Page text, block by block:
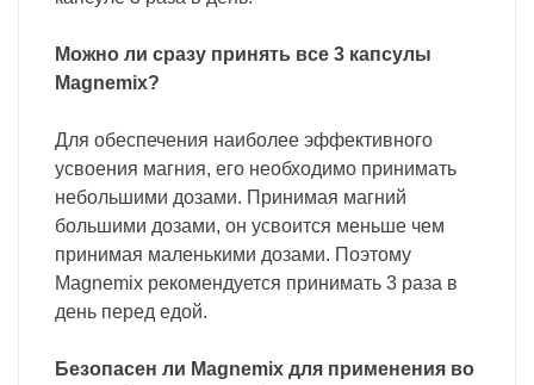
Можно ли сразу принять все 3 капсулы
Magnemix?
Для обеспечения наиболее эффективного
усвоения магния, его необходимо принимать
небольшими дозами. Принимая магний
большими дозами, он усвоится меньше чем
принимая маленькими дозами. Поэтому
Magnemix рекомендуется принимать 3 раза в
день перед едой.
Безопасен ли Magnemix для применения во